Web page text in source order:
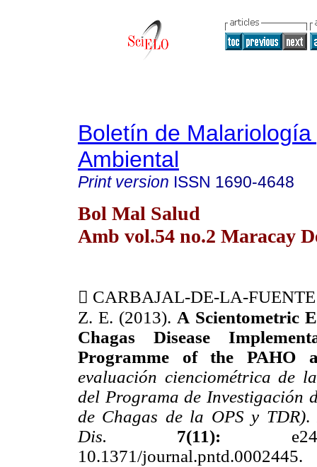
Boletín de
Ambiental
Print version ISSN 1690-4648
Bol Mal Salud
Amb vol.54 no.2 Maracay
 CARBAJAL-DE-LA-
Z. E. (2013). A Scientometric
Chagas Disease
Programme of the
evaluación cienciométrica de
del Programa de Investigación
de Chagas de la OPS y TDR).
Dis. 7(11):
10.1371/journal.pntd.0002445.